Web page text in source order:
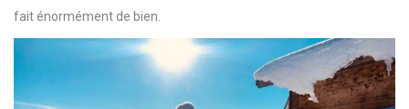
fait énormément de bien.